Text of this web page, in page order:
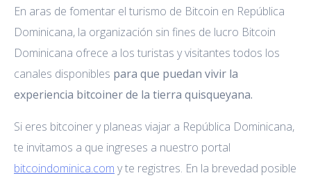
En aras de fomentar el turismo de Bitcoin en República
Dominicana, la organización sin fines de lucro Bitcoin
Dominicana ofrece a los turistas y visitantes todos los
canales disponibles para que puedan vivir la
experiencia bitcoiner de la tierra quisqueyana.
Si eres bitcoiner y planeas viajar a República Dominicana,
te invitamos a que ingreses a nuestro portal
bitcoindominica.com y te registres. En la brevedad posible